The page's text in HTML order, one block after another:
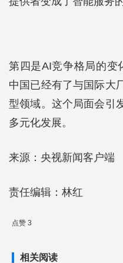
第四是AI竞争格局的变
中国已经有了与国际大
型领域。这个局面会引
多元化发展。
来源：央视新闻客户端
责任编辑：林红
点赞 3
相关阅读